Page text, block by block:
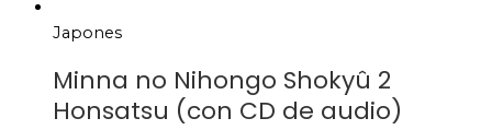
Japones
Minna no Nihongo Shokyû 2
Honsatsu (con CD de audio)